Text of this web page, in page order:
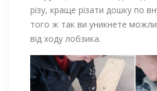
різу, краще різати дошку по
того ж так ви уникнете
від ходу лобзика.